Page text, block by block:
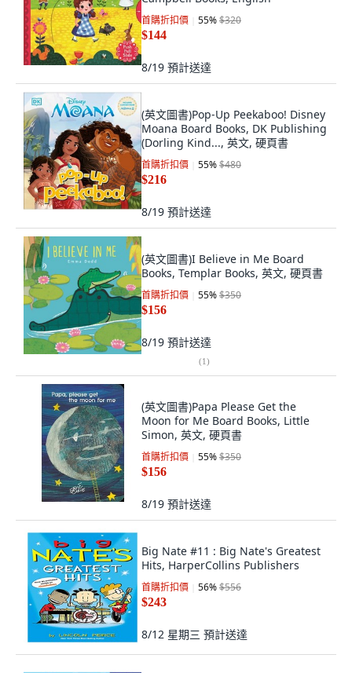
首購折扣價 55%$320
$144
8/19 預計送達
(英文圖書)Pop-Up Peekaboo! Disney
Moana Board Books, DK Publishing
(Dorling Kind..., 英文, 硬頁書
首購折扣價 55%$480
$216
8/19 預計送達
(英文圖書)I Believe in Me Board
Books, Templar Books, 英文, 硬頁書
首購折扣價 55%$350
$156
8/19 預計送達
(1)
(英文圖書)Papa Please Get the
Moon for Me Board Books, Little
Simon, 英文, 硬頁書
首購折扣價 55%$350
$156
8/19 預計送達
Big Nate #11 : Big Nate's Greatest
Hits, HarperCollins Publishers
首購折扣價 56%$556
$243
8/12 星期三 預計送達